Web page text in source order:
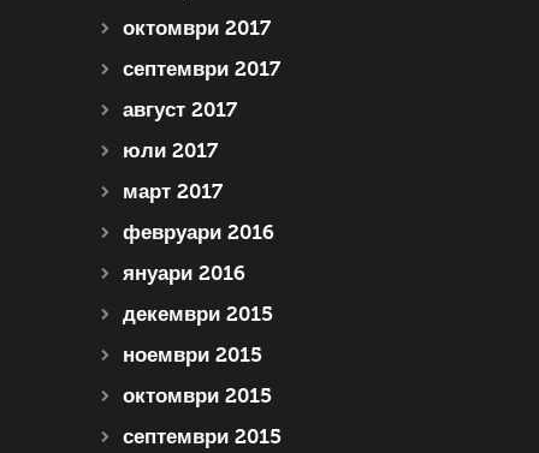
октомври 2017
септември 2017
август 2017
юли 2017
март 2017
февруари 2016
януари 2016
декември 2015
ноември 2015
октомври 2015
септември 2015